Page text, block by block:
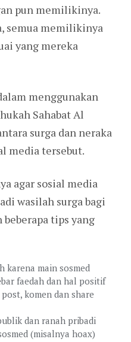
pun memilikinya.
semua memilikinya
yang mereka
menggunakan
Sahabat Al
surga dan neraka
media tersebut.
agar sosial media
wasilah surga bagi
tips yang
karena main sosmed
faedah dan hal positif
komen dan share
dan ranah pribadi
(misalnya hoax)